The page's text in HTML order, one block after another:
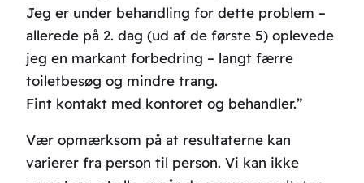
Jeg er under behandling for dette problem –
allerede på 2. dag (ud af de første 5) oplevede
jeg en markant forbedring – langt færre
toiletbesøg og mindre trang.
Fint kontakt med kontoret og behandler.”
Vær opmærksom på at resultaterne kan
varierer fra person til person. Vi kan ikke